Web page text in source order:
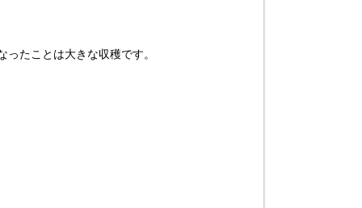
たことは大きな収穫です。